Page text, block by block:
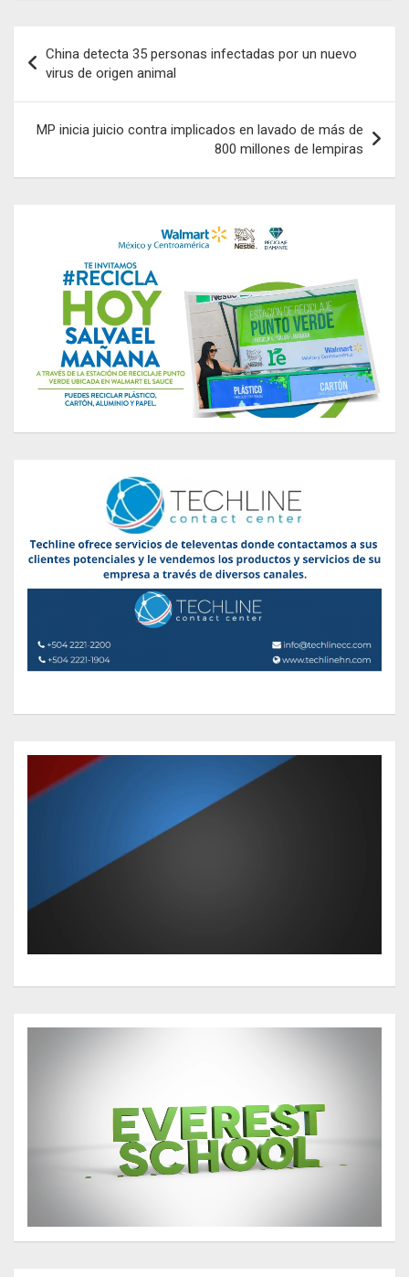
de
entradas
China detecta 35 personas infectadas por un nuevo
virus de origen animal
MP inicia juicio contra implicados en lavado de más de
800 millones de lempiras